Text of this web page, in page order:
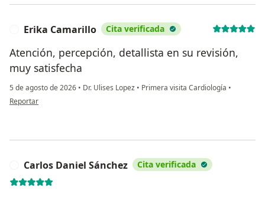
Erika Camarillo Cita verificada
Atención, percepción, detallista en su revisión,
muy satisfecha
5 de agosto de 2026 • Dr. Ulises Lopez • Primera visita Cardiología •
en opinión del usuario Erika Camarillo
Reportar
Carlos Daniel Sánchez Cita verificada